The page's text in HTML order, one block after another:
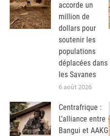
accorde un
million de
dollars pour
soutenir les
populations
déplacées dans
les Savanes
6 août 2026
Centrafrique :
L’alliance entre
Bangui et AAKG